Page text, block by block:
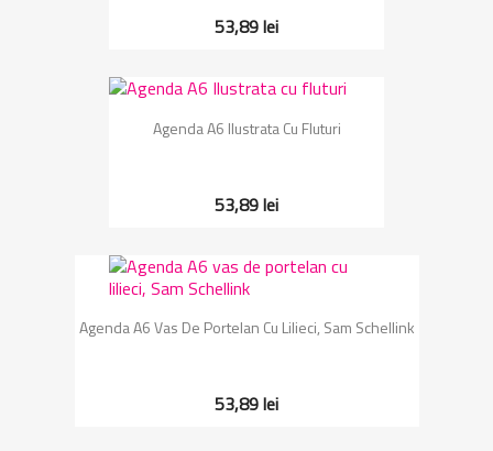
53,89 lei
Agenda A6 Ilustrata Cu Fluturi
53,89 lei
Agenda A6 Vas De Portelan Cu Lilieci, Sam Schellink
53,89 lei